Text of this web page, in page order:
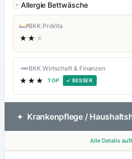
Allergie Bettwäsche
BKK ProVita
★★ ★
BKK Wirtschaft & Finanzen
★★★ TOP ✓ BESSER
✦ Krankenpflege /
Alle Details